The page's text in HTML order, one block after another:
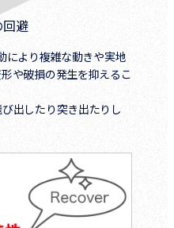
避
により複雑な動きや実地
や破損の発生を抑えるこ
出したり突き出たりし